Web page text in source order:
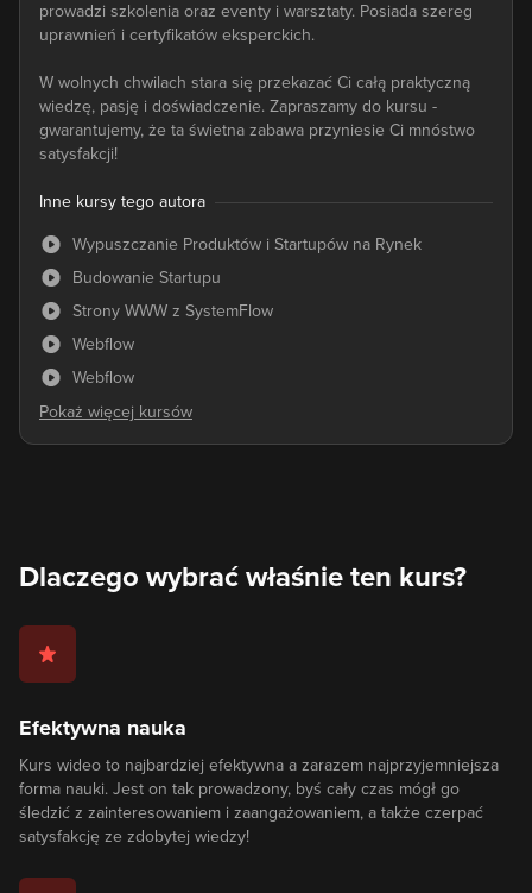
prowadzi szkolenia oraz eventy i warsztaty. Posiada szereg
uprawnień i certyfikatów eksperckich.
W wolnych chwilach stara się przekazać Ci całą praktyczną
wiedzę, pasję i doświadczenie. Zapraszamy do kursu -
gwarantujemy, że ta świetna zabawa przyniesie Ci mnóstwo
satysfakcji!
Inne kursy tego autora
Wypuszczanie Produktów i Startupów na Rynek
Budowanie Startupu
Strony WWW z SystemFlow
Webflow
Webflow
Dlaczego wybrać właśnie ten kurs?
Efektywna nauka
Kurs wideo to najbardziej efektywna a zarazem najprzyjemniejsza
forma nauki. Jest on tak prowadzony, byś cały czas mógł go
śledzić z zainteresowaniem i zaangażowaniem, a także czerpać
satysfakcję ze zdobytej wiedzy!